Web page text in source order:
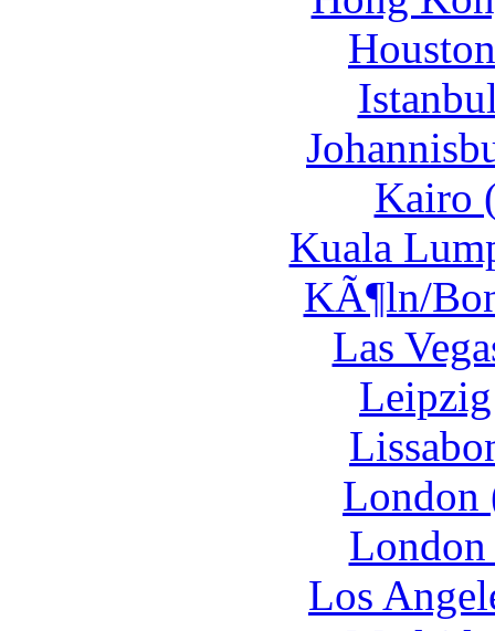
Kairo
Kuala
KÃ¶ln/
Las
London
Los